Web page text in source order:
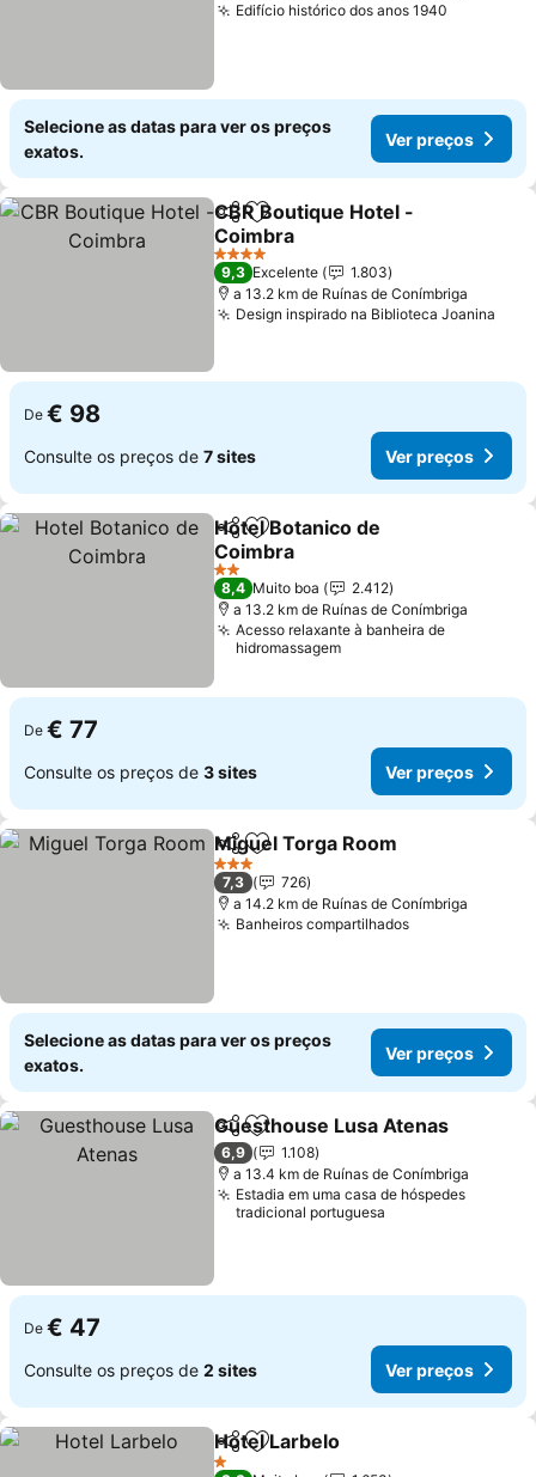
Edifício histórico dos anos 1940
Selecione as datas para ver os preços
exatos.
Ver preços
PartilharAdicionar aos favoritos
CBR Boutique Hotel -
Coimbra
Ver preços
4 Estrelas
9,3 Excelente
1.803
a 13.2 km de Ruínas de Conímbriga
Design inspirado na Biblioteca Joanina
De € 98
Consulte os preços de 7 sites Ver preços
PartilharAdicionar aos favoritos
Hotel Botanico de
Coimbra
Ver preços
2 Estrelas
8,4 Muito boa
2.412
a 13.2 km de Ruínas de Conímbriga
Acesso relaxante à banheira de
hidromassagem
De € 77
Consulte os preços de 3 sites Ver preços
PartilharAdicionar aos favoritos
Miguel Torga Room
3 Estrelas
7,3
726
a 14.2 km de Ruínas de Conímbriga
Banheiros compartilhadosVer preços
Selecione as datas para ver os preços
exatos.
Ver preços
PartilharAdicionar aos favoritos
Guesthouse Lusa Atenas
6,9
1.108
a 13.4 km de Ruínas de Conímbriga
Estadia em uma casa de hóspedes
tradicional portuguesa
De € 47
Consulte os preços de 2 sites Ver preços
PartilharAdicionar aos favoritos
Hotel Larbelo
1 Estrelas